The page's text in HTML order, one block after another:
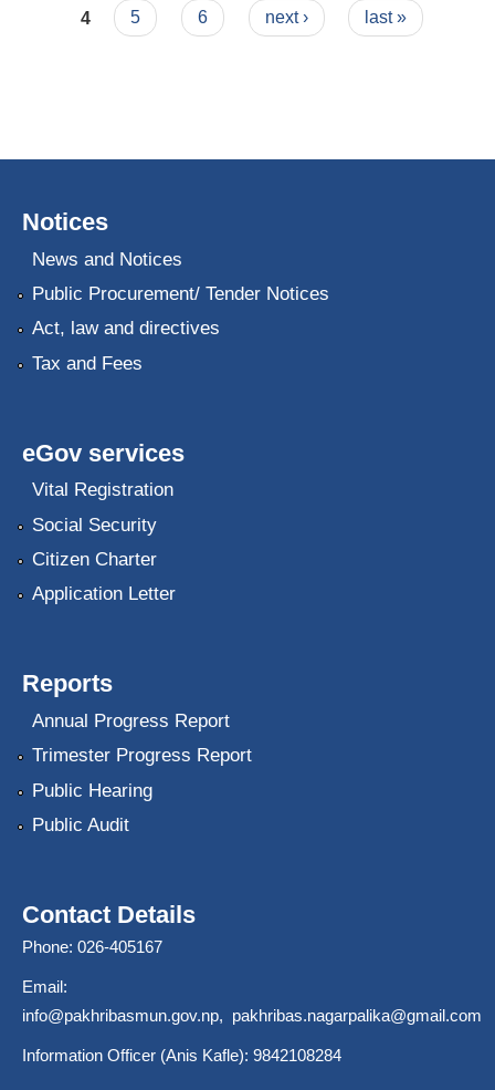
4
5 6 next › last »
Notices
News and Notices
Public Procurement/ Tender Notices
Act, law and directives
Tax and Fees
eGov services
Vital Registration
Social Security
Citizen Charter
Application Letter
Reports
Annual Progress Report
Trimester Progress Report
Public Hearing
Public Audit
Contact Details
Phone: 026-405167
Email:
info@pakhribasmun.gov.np, pakhribas.nagarpalika@gmail.com
Information Officer (Anis Kafle): 9842108284